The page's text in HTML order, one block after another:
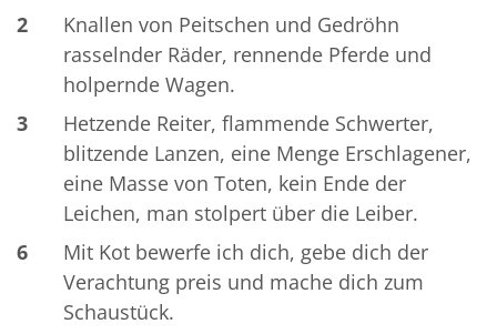
2
Knallen von Peitschen und Gedröhn
rasselnder Räder, rennende Pferde und
holpernde Wagen.
3
Hetzende Reiter, flammende Schwerter,
blitzende Lanzen, eine Menge Erschlagener,
eine Masse von Toten, kein Ende der
Leichen, man stolpert über die Leiber.
6
Mit Kot bewerfe ich dich, gebe dich der
Verachtung preis und mache dich zum
Schaustück.